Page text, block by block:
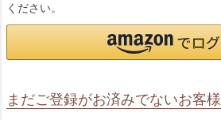
ください。
まだご登録がお済みでないお客様